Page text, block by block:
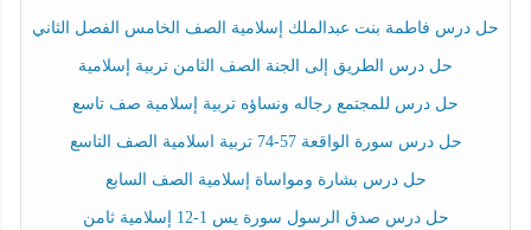
حل درس فاطمة بنت عبدالملك إسلامية الصف الخامس الفصل الثاني
حل درس الطريق إلى الجنة الصف الثامن تربية إسلامية
حل درس للمجتمع رجاله ونساؤه تربية إسلامية صف تاسع
حل درس سورة الواقعة 57-74 تربية اسلامية الصف التاسع
حل درس بشارة ومواساة إسلامية الصف السابع
حل درس صدق الرسول سورة يس 1-12 إسلامية ثامن